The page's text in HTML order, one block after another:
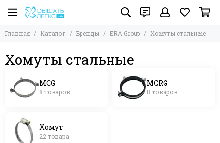
Главная Каталог Бренды ERA Group Хомуты стальные
Хомуты стальные
MCG
8 товаров
MCRG
8 товаров
Хомут
22 товара